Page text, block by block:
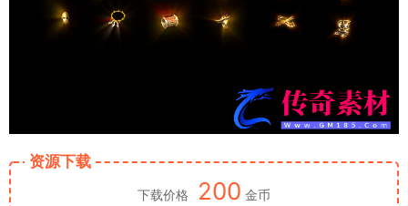
资源下载
下载价格 200 金币